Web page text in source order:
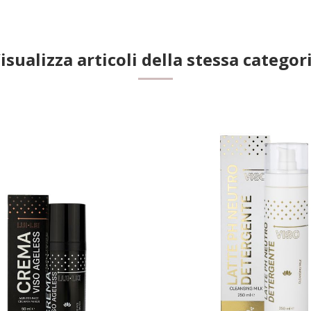
articoli della stessa